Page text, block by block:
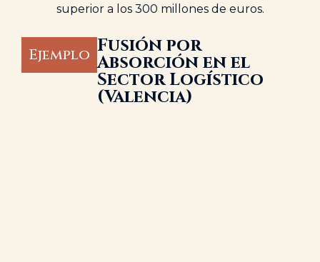
superior a los 300 millones de euros.
Ejemplo Fusión por
Absorción en el
Sector Logístico
(Valencia)